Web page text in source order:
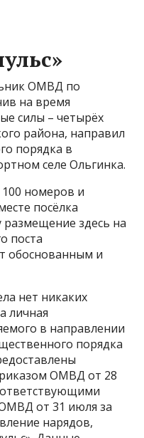
ОМВД по
на время
силы – четырёх
района, направил
порядка в
селе Ольгинка.
номеров и
посёлка
размещение здесь на
поста
обоснованным и
нет никаких
личная
в направлении
порядка
ОМВД от 28
от 31 июля за
нарядов,